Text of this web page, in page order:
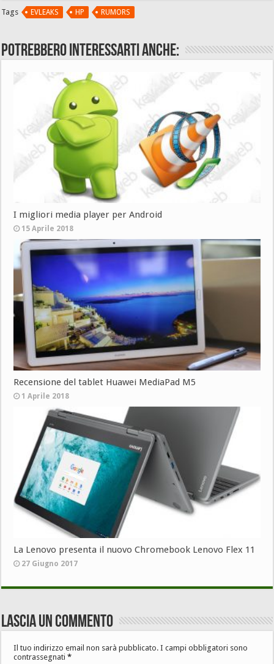
Tags EVLEAKS HP RUMORS
Potrebbero interessarti anche:
I migliori media player per Android
15 Aprile 2018
Recensione del tablet Huawei MediaPad M5
1 Aprile 2018
La Lenovo presenta il nuovo Chromebook Lenovo Flex 11
27 Giugno 2017
Lascia un commento
Il tuo indirizzo email non sarà pubblicato. I campi obbligatori sono
contrassegnati*